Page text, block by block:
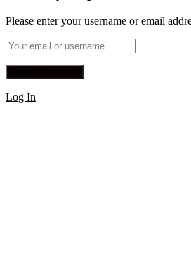
Please enter your username or email
Log In